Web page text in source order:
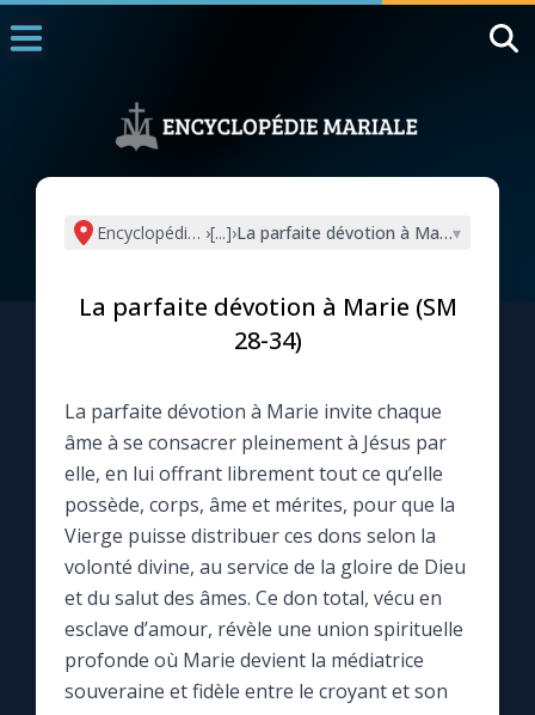
L'actualité de la semaine
La newsletter
La vidéo de la semaine
Le compte Tiktok
Le magazine
Encyclopédie mariale
›[...]›La parfaite dévotion à Marie (SM 28-
▾
La parfaite dévotion à Marie (SM
28-34)
La parfaite dévotion à Marie invite chaque
âme à se consacrer pleinement à Jésus par
elle, en lui offrant librement tout ce qu’elle
possède, corps, âme et mérites, pour que la
Vierge puisse distribuer ces dons selon la
volonté divine, au service de la gloire de Dieu
et du salut des âmes. Ce don total, vécu en
esclave d’amour, révèle une union spirituelle
profonde où Marie devient la médiatrice
souveraine et fidèle entre le croyant et son